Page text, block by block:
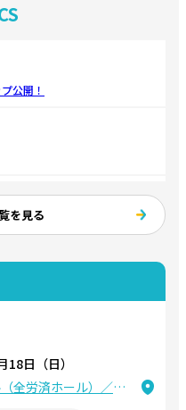
公開！
催決定
を見る
日（日）
こくみん共済 coop ホール（全労済ホール）／スペース・ゼロ